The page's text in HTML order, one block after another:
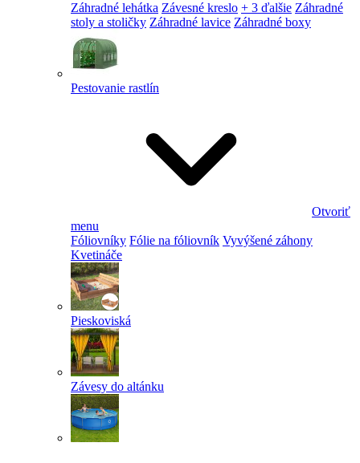
Záhradné lehátka Závesné kreslo + 3 ďalšie Záhradné
stoly a stoličky Záhradné lavice Záhradné boxy
Pestovanie rastlín
Otvoriť
menu
Fóliovníky Fólie na fóliovník Vyvýšené záhony
Kvetináče
Pieskoviská
Závesy do altánku